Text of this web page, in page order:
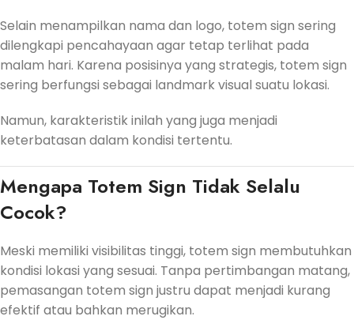
Selain menampilkan nama dan logo, totem sign sering
dilengkapi pencahayaan agar tetap terlihat pada
malam hari. Karena posisinya yang strategis, totem sign
sering berfungsi sebagai landmark visual suatu lokasi.
Namun, karakteristik inilah yang juga menjadi
keterbatasan dalam kondisi tertentu.
Mengapa Totem Sign Tidak Selalu
Cocok?
Meski memiliki visibilitas tinggi, totem sign membutuhkan
kondisi lokasi yang sesuai. Tanpa pertimbangan matang,
pemasangan totem sign justru dapat menjadi kurang
efektif atau bahkan merugikan.